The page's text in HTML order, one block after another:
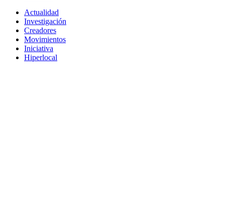
Actualidad
Investigación
Creadores
Movimientos
Iniciativa
Hiperlocal